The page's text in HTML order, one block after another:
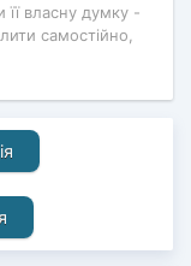
її власну думку -
самостійно,